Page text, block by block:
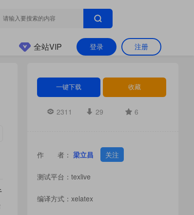
登录 注册
全站VIP
一键下载 收藏
2311 29 6
作 者： 梁立昌 关注
测试平台：texlive
编译方式：xelatex